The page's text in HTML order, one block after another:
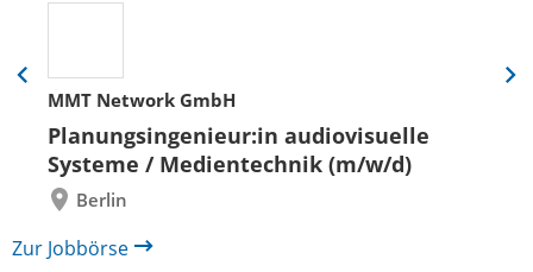
MMT Network GmbH
Planungsingenieur:in audiovisuelle
Systeme / Medientechnik (m/w/d)
Berlin
Eine
Folie
zurück
Eine
Zur Jobbörse